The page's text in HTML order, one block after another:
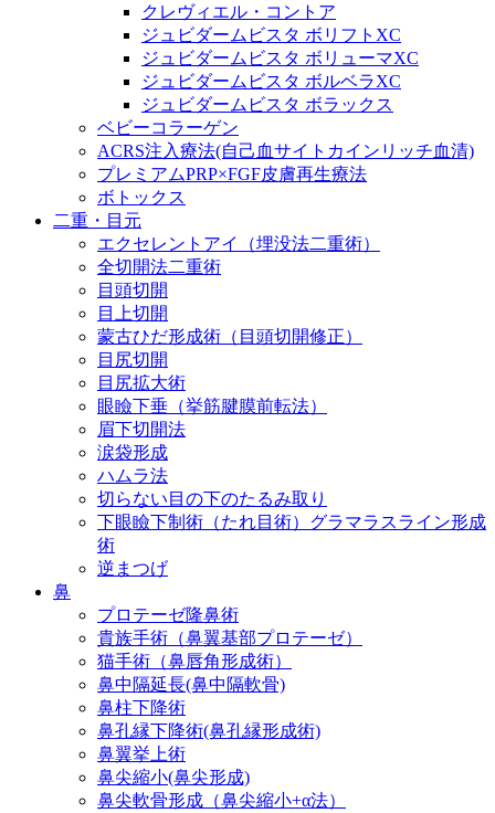
クレヴィエル・コントア
ジュビダームビスタ ボリフトXC
ジュビダームビスタ ボリューマXC
ジュビダームビスタ ボルベラXC
ジュビダームビスタ ボラックス
ベビーコラーゲン
ACRS注入療法(自己血サイトカインリッチ血清)
プレミアムPRP×FGF皮膚再生療法
ボトックス
二重・目元
エクセレントアイ（埋没法二重術）
全切開法二重術
目頭切開
目上切開
蒙古ひだ形成術（目頭切開修正）
目尻切開
目尻拡大術
眼瞼下垂（挙筋腱膜前転法）
眉下切開法
涙袋形成
ハムラ法
切らない目の下のたるみ取り
下眼瞼下制術（たれ目術）グラマラスライン形成
術
逆まつげ
鼻
プロテーゼ隆鼻術
貴族手術（鼻翼基部プロテーゼ）
猫手術（鼻唇角形成術）
鼻中隔延長(鼻中隔軟骨)
鼻柱下降術
鼻孔縁下降術(鼻孔縁形成術)
鼻翼挙上術
鼻尖縮小(鼻尖形成)
鼻尖軟骨形成（鼻尖縮小+α法）